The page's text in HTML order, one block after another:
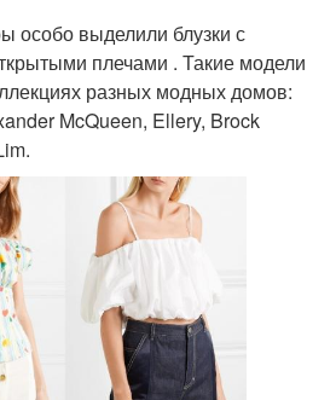
особо выделили блузки с
плечами . Такие модели
разных модных домов:
McQueen, Ellery, Brock